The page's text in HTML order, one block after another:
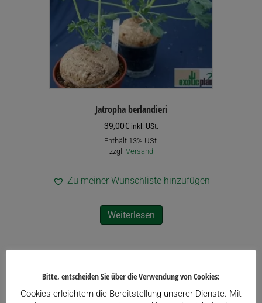
der
Produktseite
werden
Jatropha berlandieri
39,00€ inkl. USt.
Enthält 13% USt.
zzgl. Versand
Zu meiner Wunschliste hinzufügen
Weiterlesen
Bitte, entscheiden Sie über die Verwendung von Cookies:
Cookies erleichtern die Bereitstellung unserer Dienste. Mit